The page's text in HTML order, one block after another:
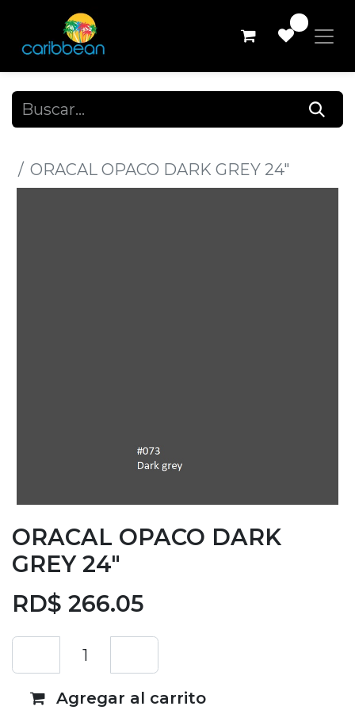
ORACAL OPACO DARK GREY 24"
ORACAL OPACO DARK
GREY 24"
RD$ 266.05
Agregar al carrito